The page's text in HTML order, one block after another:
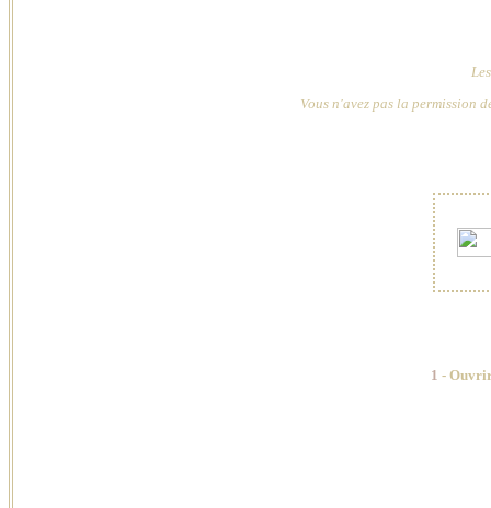
Vous n'avez pas la permission
1 -